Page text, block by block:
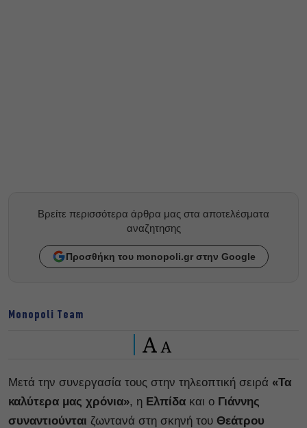
Βρείτε περισσότερα άρθρα μας στα αποτελέσματα
αναζητησης
Προσθήκη του monopoli.gr στην Google
Monopoli Team
A A
Μετά την συνεργασία τους στην τηλεοπτική σειρά «Τα
καλύτερα μας χρόνια», η Ελπίδα και ο Γιάννης
συναντιούνται ζωντανά στη σκηνή του Θεάτρου